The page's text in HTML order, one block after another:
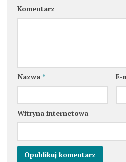
Komentarz
Nazwa * E-
Witryna internetowa